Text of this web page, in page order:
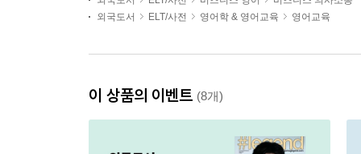
외국도서
ELT/사전 영어학 & 영어교육 영어교육
이 상품의 이벤트 (8개)